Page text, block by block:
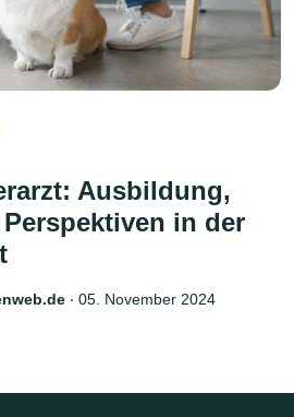
Ausbildung,
in der
‧ 05. November 2024